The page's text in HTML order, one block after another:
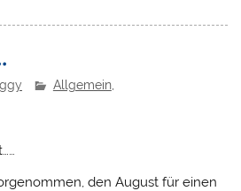
Allgemein,
den August für einen